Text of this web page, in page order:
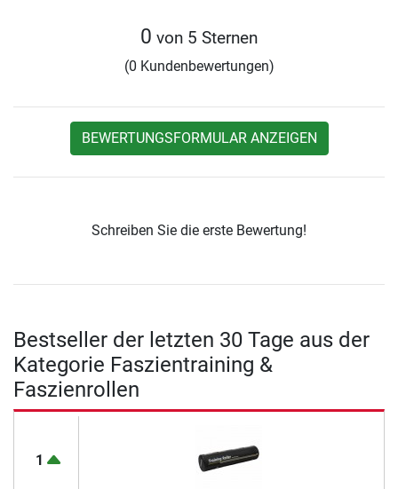
0 von 5 Sternen
(0 Kundenbewertungen)
BEWERTUNGSFORMULAR ANZEIGEN
Schreiben Sie die erste Bewertung!
Bestseller der letzten 30 Tage aus der
Kategorie Faszientraining &
Faszienrollen
1